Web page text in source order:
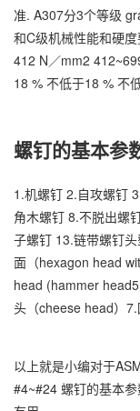
准. A307分3个等级
和C级机械性能和硬
412 N／mm2
18 % 不低于18 % 不
螺钉的基本参
1.机螺钉 2.自攻螺钉
角木螺钉 8.不脱出螺
子螺钉 13.链带螺钉
面（hexagon head
head (hammer
头（cheese head）
以上就是小编对于
#4~#24 螺钉的基本
品